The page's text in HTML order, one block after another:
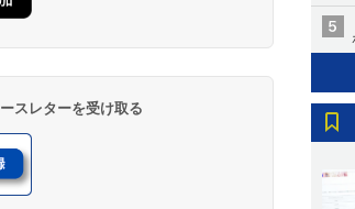
スレターを受け取る